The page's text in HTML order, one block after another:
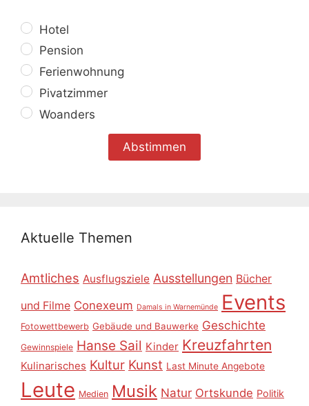
Hotel
Pension
Ferienwohnung
Pivatzimmer
Woanders
Aktuelle Themen
Amtliches Ausflugsziele Ausstellungen Bücher
und Filme Conexeum Damals in Warnemünde Events
Fotowettbewerb Gebäude und Bauwerke Geschichte
Gewinnspiele Hanse Sail Kinder Kreuzfahrten
Kulinarisches Kultur Kunst Last Minute Angebote
Leute Medien Musik Natur Ortskunde Politik